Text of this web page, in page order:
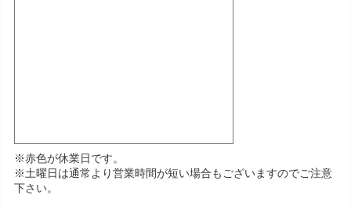
※赤色が休業日です。
※土曜日は通常より営業時間が短い場合もございますのでご注意
下さい。